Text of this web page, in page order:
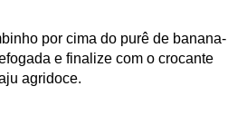
por cima do purê de banana-
e finalize com o crocante
agridoce.